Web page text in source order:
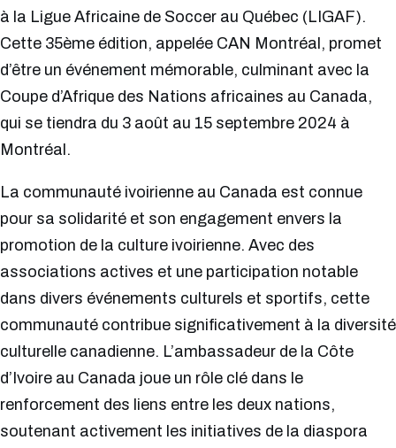
à la Ligue Africaine de Soccer au Québec (LIGAF).
Cette 35ème édition, appelée CAN Montréal, promet
d’être un événement mémorable, culminant avec la
Coupe d’Afrique des Nations africaines au Canada,
qui se tiendra du 3 août au 15 septembre 2024 à
Montréal.
La communauté ivoirienne au Canada est connue
pour sa solidarité et son engagement envers la
promotion de la culture ivoirienne. Avec des
associations actives et une participation notable
dans divers événements culturels et sportifs, cette
communauté contribue significativement à la diversité
culturelle canadienne. L’ambassadeur de la Côte
d’Ivoire au Canada joue un rôle clé dans le
renforcement des liens entre les deux nations,
soutenant activement les initiatives de la diaspora